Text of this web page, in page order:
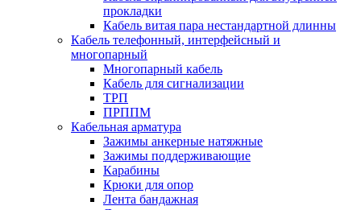
прокладки
Кабель витая пара нестандартной длинны
Кабель телефонный, интерфейсный и
многопарный
Многопарный кабель
Кабель для сигнализации
ТРП
ПРППМ
Кабельная арматура
Зажимы анкерные натяжные
Зажимы поддерживающие
Карабины
Крюки для опор
Лента бандажная